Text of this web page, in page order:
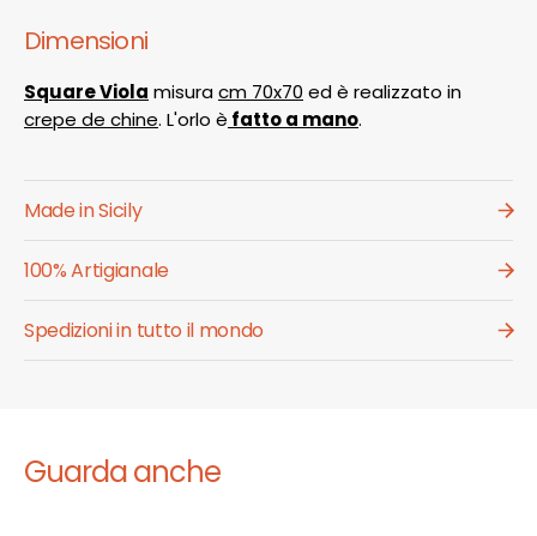
Dimensioni
Square Viola misuracm 70x70 ed è realizzato in
crepe de chine. L'orlo è fatto a mano.
Made in Sicily
100% Artigianale
Spedizioni in tutto il mondo
Guarda anche